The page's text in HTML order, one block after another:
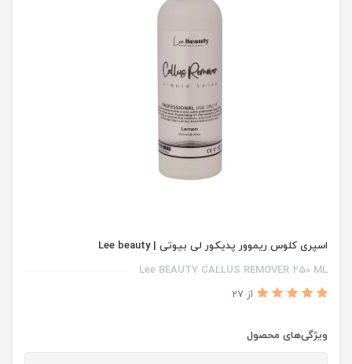
اسپری کلوس ریموور پدیکور لی بیوتی | Lee beauty
Lee BEAUTY CALLUS REMOVER 250 ML
از 27
ویژگی‌های محصول